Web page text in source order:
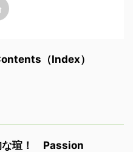
（Index）
な瑄！ Passion